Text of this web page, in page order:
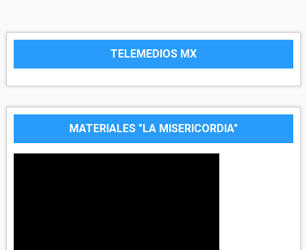
TELEMEDIOS MX
MATERIALES "LA MISERICORDIA"